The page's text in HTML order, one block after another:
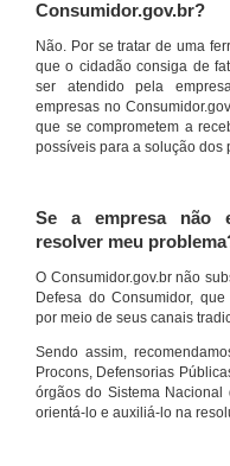
Consumidor.gov.br?
Não. Por se tratar de uma
que o cidadão consiga de
ser atendido pela
empresas no
que se comprometem a
possíveis para a solução dos
Se a empresa não
resolver meu
O Consumidor.gov.br não
Defesa do Consumidor,
por meio de seus canais
Sendo assim,
Procons, Defensorias
órgãos do Sistema
orientá-lo e auxiliá-lo na